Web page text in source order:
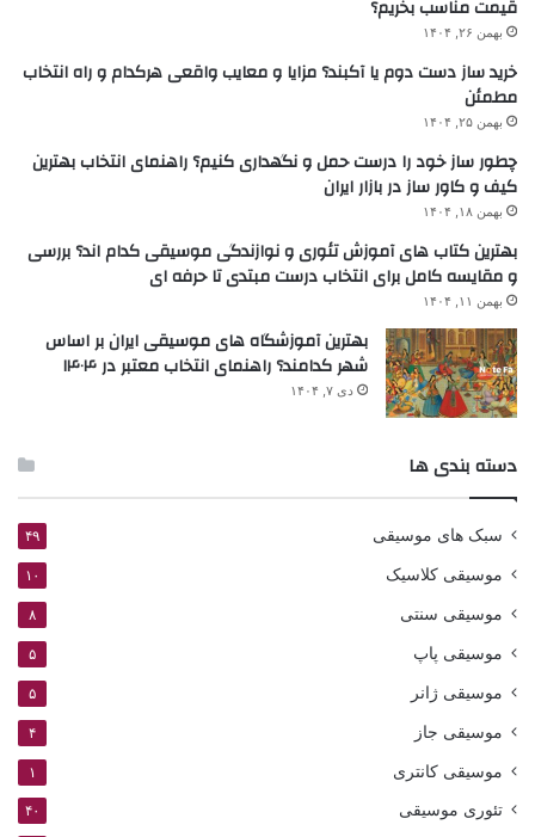
قیمت مناسب بخریم؟
بهمن ۲۶, ۱۴۰۴
خرید ساز دست دوم یا آکبند؟ مزایا و معایب واقعی هرکدام و راه انتخاب
مطمئن
بهمن ۲۵, ۱۴۰۴
چطور ساز خود را درست حمل و نگهداری کنیم؟ راهنمای انتخاب بهترین
کیف و کاور ساز در بازار ایران
بهمن ۱۸, ۱۴۰۴
بهترین کتاب های آموزش تئوری و نوازندگی موسیقی کدام اند؟ بررسی
و مقایسه کامل برای انتخاب درست مبتدی تا حرفه ای
بهمن ۱۱, ۱۴۰۴
بهترین آموزشگاه های موسیقی ایران بر اساس
شهر کدامند؟ راهنمای انتخاب معتبر در ۱۴۰۴
دی ۷, ۱۴۰۴
دسته بندی ها
سبک های موسیقی ۴۹
موسیقی کلاسیک ۱۰
موسیقی سنتی ۸
موسیقی پاپ ۵
موسیقی ژانر ۵
موسیقی جاز ۴
موسیقی کانتری ۱
تئوری موسیقی ۴۰